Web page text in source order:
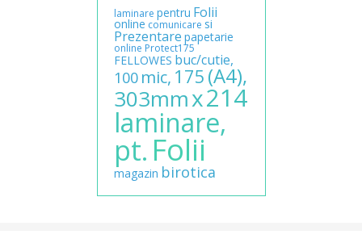
laminare pentru Folii
online comunicare si
Prezentare papetarie
online Protect175
FELLOWES buc/cutie,
100 mic, 175 (A4),
303mmx214
laminare,
pt. Folii
magazin birotica